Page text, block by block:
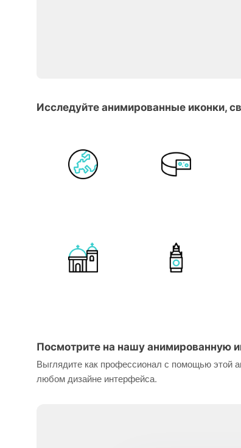
Исследуйте анимированные иконки,
Посмотрите на нашу анимированную
Выглядите как профессионал с помощью этой
любом дизайне интерфейса.